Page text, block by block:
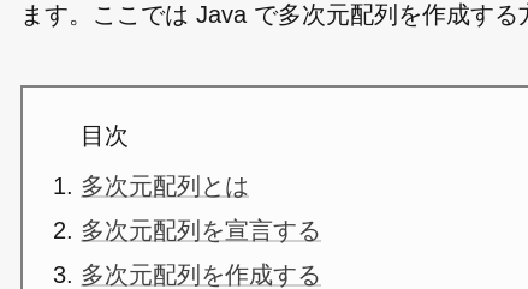
ます。ここでは Java で多次元配列を作成する
目次
多次元配列とは
多次元配列を宣言する
多次元配列を作成する